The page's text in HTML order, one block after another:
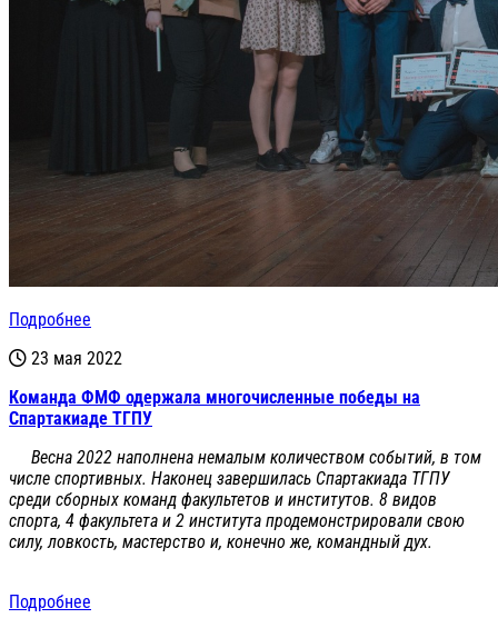
Подробнее
23 мая 2022
Команда ФМФ одержала многочисленные победы на
Спартакиаде ТГПУ
Весна 2022 наполнена немалым количеством событий, в том
числе спортивных. Наконец завершилась Спартакиада ТГПУ
среди сборных команд факультетов и институтов. 8 видов
спорта, 4 факультета и 2 института продемонстрировали свою
силу, ловкость, мастерство и, конечно же, командный дух.
Подробнее